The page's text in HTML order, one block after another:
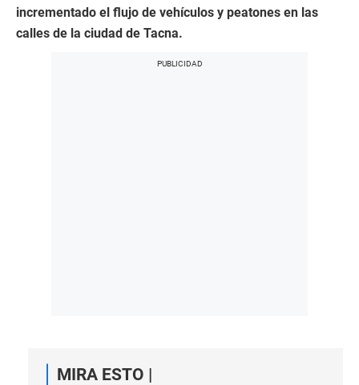
incrementado el flujo de vehículos y peatones en las
calles de la ciudad de Tacna.
MIRA ESTO |